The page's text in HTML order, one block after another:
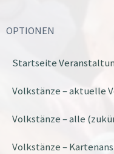
OPTIONEN
Startseite
Volkstänze – aktuelle
Volkstänze – alle
Volkstänze –